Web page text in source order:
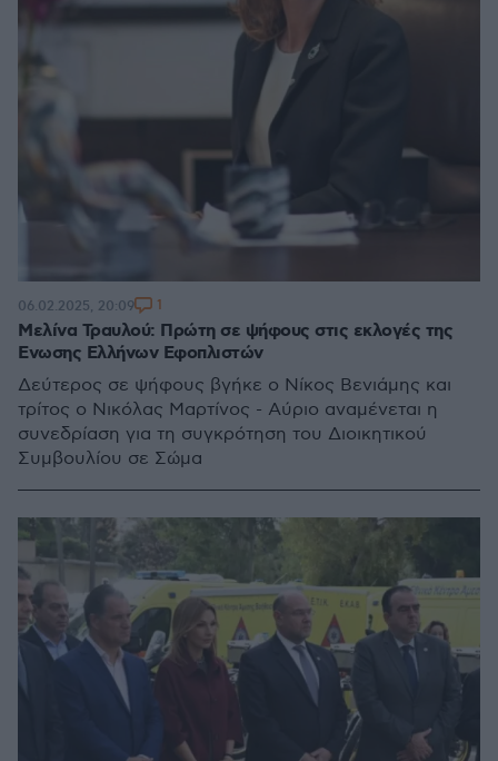
Μελίνα Τραυλού: Πρώτη σε ψήφους στις εκλογές της
Ενωσης Ελλήνων Εφοπλιστών
Δεύτερος σε ψήφους βγήκε ο Νίκος Βενιάμης και
τρίτος ο Νικόλας Μαρτίνος - Αύριο αναμένεται η
συνεδρίαση για τη συγκρότηση του Διοικητικού
Συμβουλίου σε Σώμα
06.02.2025, 20:09 1